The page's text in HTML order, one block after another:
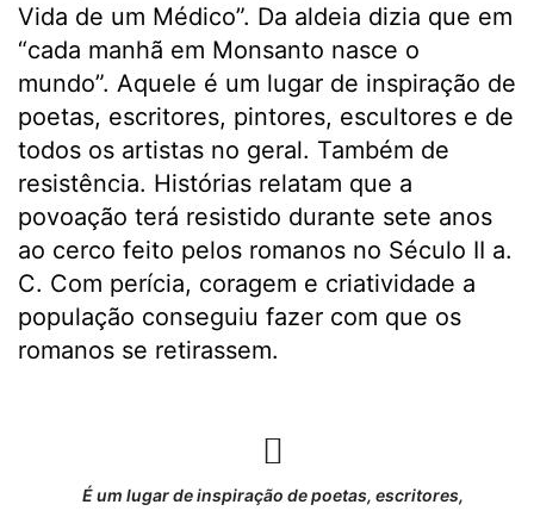
Vida de um Médico”. Da aldeia dizia que em
“cada manhã em Monsanto nasce o
mundo”. Aquele é um lugar de inspiração de
poetas, escritores, pintores, escultores e de
todos os artistas no geral. Também de
resistência. Histórias relatam que a
povoação terá resistido durante sete anos
ao cerco feito pelos romanos no Século II a.
C. Com perícia, coragem e criatividade a
população conseguiu fazer com que os
romanos se retirassem.
É um lugar de inspiração de poetas, escritores,